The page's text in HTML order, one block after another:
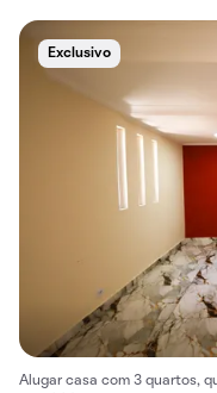
Exclusivo
Alugar casa com 3 quartos,